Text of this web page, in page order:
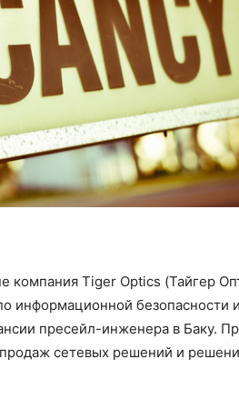
компания Tiger Optics (Тайгер
информационной безопасности
пресейл-инженера в Баку.
сетевых решений и